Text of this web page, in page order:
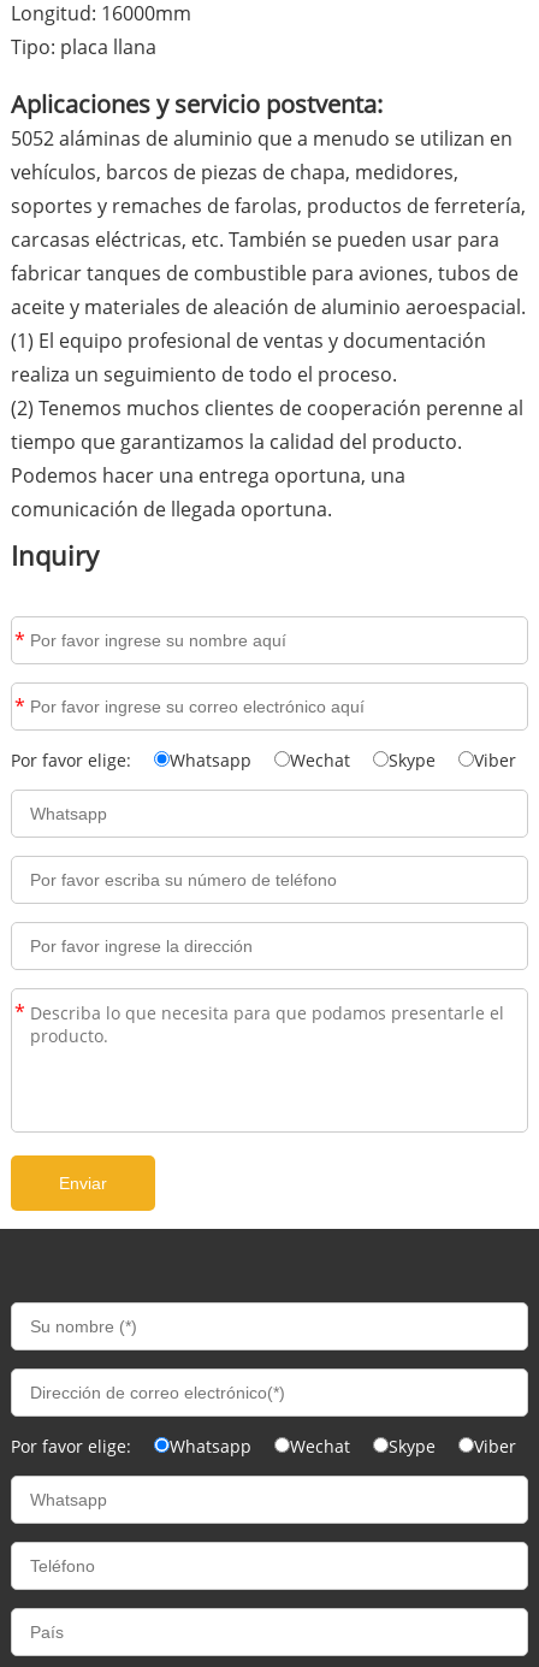
Longitud: 16000mm
Tipo: placa llana
Aplicaciones y servicio postventa:
5052 aláminas de aluminio que a menudo se utilizan en
vehículos, barcos de piezas de chapa, medidores,
soportes y remaches de farolas, productos de ferretería,
carcasas eléctricas, etc. También se pueden usar para
fabricar tanques de combustible para aviones, tubos de
aceite y materiales de aleación de aluminio aeroespacial.
(1) El equipo profesional de ventas y documentación
realiza un seguimiento de todo el proceso.
(2) Tenemos muchos clientes de cooperación perenne al
tiempo que garantizamos la calidad del producto.
Podemos hacer una entrega oportuna, una
comunicación de llegada oportuna.
Inquiry
*
*
Por favor elige: Whatsapp Wechat Skype Viber
*
Por favor elige: Whatsapp Wechat Skype Viber